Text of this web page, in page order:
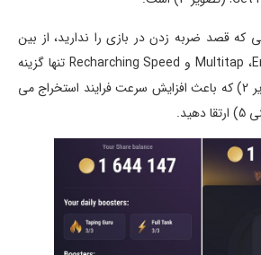
قصد ضربه زدن در بازی را ندارید، از بین
قسمت های Multitap ،Energy limit و Recharching Speed تنها گزینه
ری شارژینگ اسپید (تصویر 2) که باعث افزایش سرعت فرایند استخراج می